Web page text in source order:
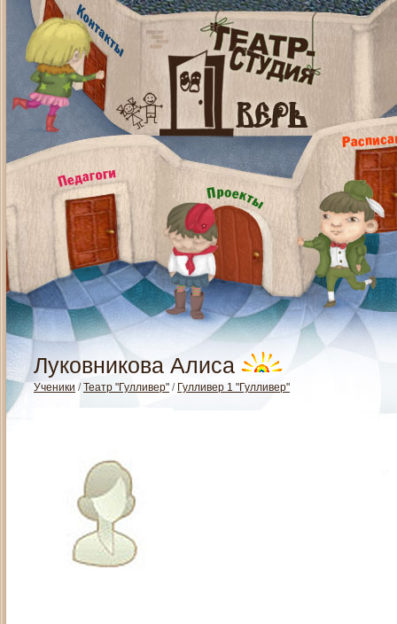
Луковникова Алиса
Ученики /Театр "Гулливер" / Гулливер 1 "Гулливер"